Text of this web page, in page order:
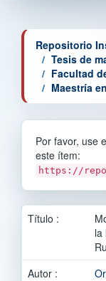
Repositorio
Tesis de
Facultad
Maestría
Por favor, use
este ítem:
https://
Título :
la
Autor :